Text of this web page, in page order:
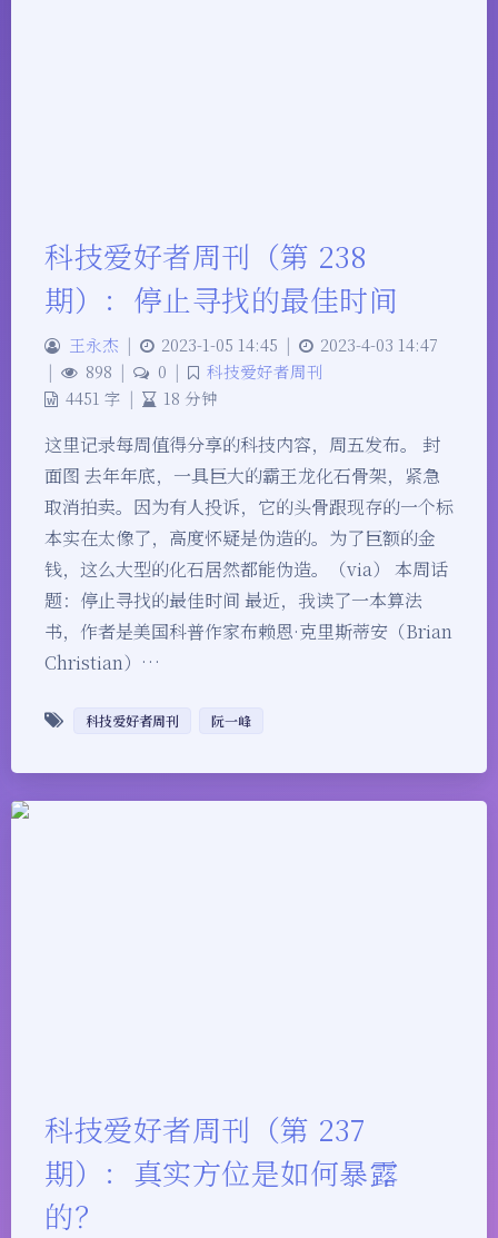
科技爱好者周刊（第 238
期）：停止寻找的最佳时间
王永杰 | 2023-1-05 14:45 |
2023-4-03 14:47
|
898 | 0 |
科技爱好者周刊
4451 字 | 18 分钟
这里记录每周值得分享的科技内容，周五发布。 封
面图 去年年底，一具巨大的霸王龙化石骨架，紧急
取消拍卖。因为有人投诉，它的头骨跟现存的一个标
本实在太像了，高度怀疑是伪造的。为了巨额的金
钱，这么大型的化石居然都能伪造。（via） 本周话
题：停止寻找的最佳时间 最近，我读了一本算法
书，作者是美国科普作家布赖恩·克里斯蒂安（Brian
Christian）…
科技爱好者周刊 阮一峰
科技爱好者周刊（第 237
期）：真实方位是如何暴露
的？